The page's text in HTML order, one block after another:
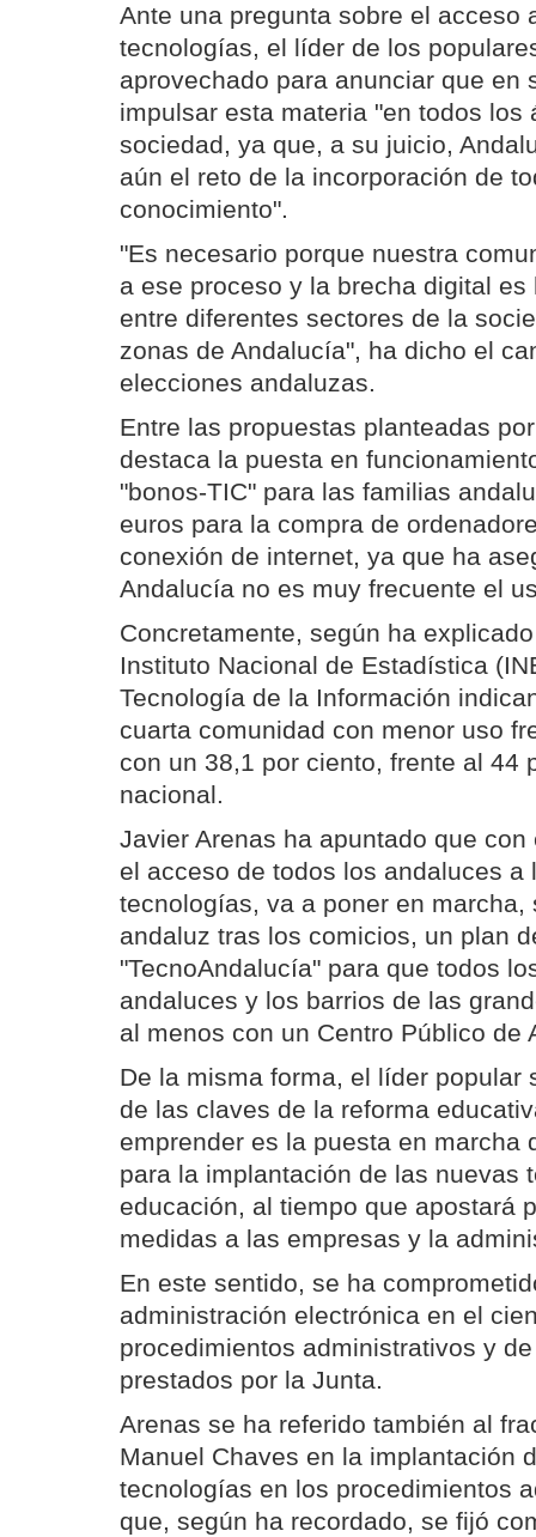
Ante una pregunta sobre el acceso
tecnologías, el líder de los
aprovechado para anunciar que en
impulsar esta materia "en todos los
sociedad, ya que, a su juicio,
aún el reto de la incorporación de
conocimiento".
"Es necesario porque nuestra
a ese proceso y la brecha digital
entre diferentes sectores de la
zonas de Andalucía", ha dicho el
elecciones andaluzas.
Entre las propuestas planteadas
destaca la puesta en
"bonos-TIC" para las familias
euros para la compra de
conexión de internet, ya que ha
Andalucía no es muy frecuente el
Concretamente, según ha
Instituto Nacional de Estadística
Tecnología de la Información
cuarta comunidad con menor uso
con un 38,1 por ciento, frente al 44
nacional.
Javier Arenas ha apuntado que
el acceso de todos los andaluces a
tecnologías, va a poner en marcha,
andaluz tras los comicios, un plan
"TecnoAndalucía" para que todos
andaluces y los barrios de las
al menos con un Centro Público de
De la misma forma, el líder popular
de las claves de la reforma
emprender es la puesta en marcha
para la implantación de las nuevas
educación, al tiempo que apostará
medidas a las empresas y la
En este sentido, se ha
administración electrónica en el
procedimientos administrativos y
prestados por la Junta.
Arenas se ha referido también al
Manuel Chaves en la implantación
tecnologías en los procedimientos
que, según ha recordado, se fijó